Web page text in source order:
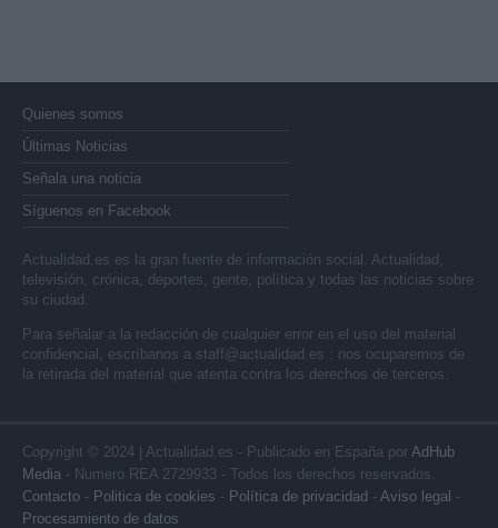
Quienes somos
Últimas Noticias
Señala una noticia
Síguenos en Facebook
Actualidad.es es la gran fuente de información social. Actualidad,
televisión, crónica, deportes, gente, política y todas las noticias sobre
su ciudad.
Para señalar a la redacción de cualquier error en el uso del material
confidencial, escríbanos a staff@actualidad.es : nos ocuparemos de
la retirada del material que atenta contra los derechos de terceros.
Copyright © 2024 | Actualidad.es - Publicado en España por AdHub
Media - Numero REA 2729933 - Todos los derechos reservados.
Contacto - Politica de cookies - Política de privacidad - Aviso legal -
Procesamiento de datos